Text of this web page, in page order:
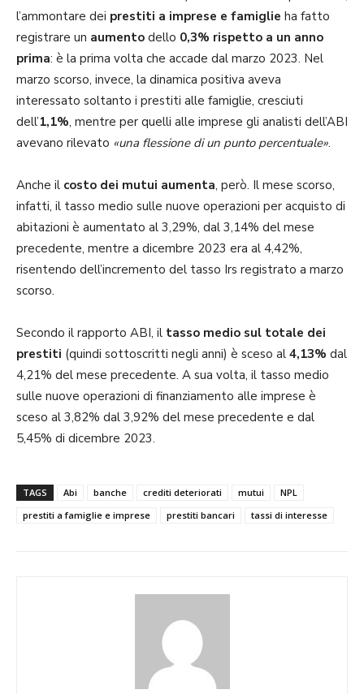
l’ammontare dei prestiti a imprese e famiglie ha fatto
registrare un aumento dello 0,3% rispetto a un anno
prima: è la prima volta che accade dal marzo 2023. Nel
marzo scorso, invece, la dinamica positiva aveva
interessato soltanto i prestiti alle famiglie, cresciuti
dell’1,1%, mentre per quelli alle imprese gli analisti dell’ABI
avevano rilevato «una flessione di un punto percentuale».
Anche il costo dei mutui aumenta, però. Il mese scorso,
infatti, il tasso medio sulle nuove operazioni per acquisto di
abitazioni è aumentato al 3,29%, dal 3,14% del mese
precedente, mentre a dicembre 2023 era al 4,42%,
risentendo dell’incremento del tasso Irs registrato a marzo
scorso.
Secondo il rapporto ABI, il tasso medio sul totale dei
prestiti (quindi sottoscritti negli anni) è sceso al 4,13% dal
4,21% del mese precedente. A sua volta, il tasso medio
sulle nuove operazioni di finanziamento alle imprese è
sceso al 3,82% dal 3,92% del mese precedente e dal
5,45% di dicembre 2023.
TAGS Abi banche crediti deteriorati mutui
NPL
prestiti a famiglie e imprese
prestiti bancari tassi di interesse